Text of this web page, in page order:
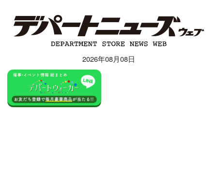
2026年08月08日